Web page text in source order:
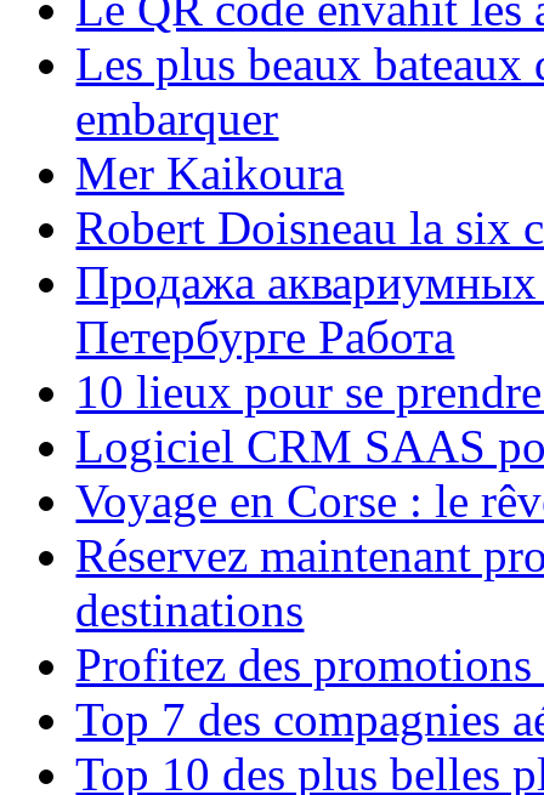
Les plus beaux bateaux
embarquer
Mer Kaikoura
Robert Doisneau la six
Продажа аквариумных
Петербурге Работа
10 lieux pour se
Logiciel CRM SAAS
Voyage en Corse : le
Réservez maintenant
destinations
Profitez des
Top 7 des compagnies
Top 10 des plus belles